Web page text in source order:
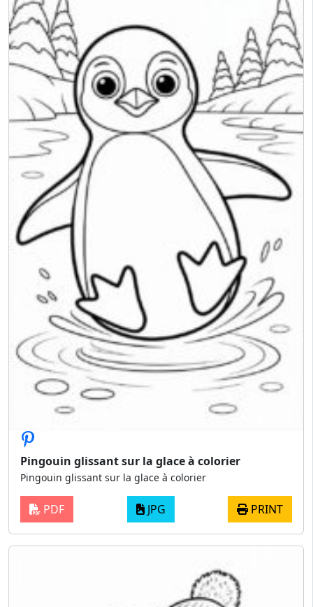
Pingouin glissant sur la glace à colorier
Pingouin glissant sur la glace à colorier
PDF JPG PRINT